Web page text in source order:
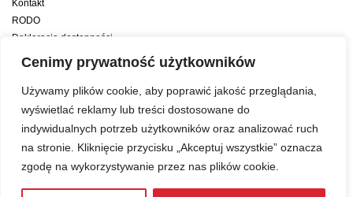
Cenimy prywatność użytkowników
Używamy plików cookie, aby poprawić jakość przeglądania,
wyświetlać reklamy lub treści dostosowane do
indywidualnych potrzeb użytkowników oraz analizować ruch
na stronie. Kliknięcie przycisku „Akceptuj wszystkie” oznacza
zgodę na wykorzystywanie przez nas plików cookie.
Kontakt
RODO
Deklaracja dostępności
Deklaracja dostępności cyfrowej
konsultanta amerykańskiego programu zarządzania przez cele Best